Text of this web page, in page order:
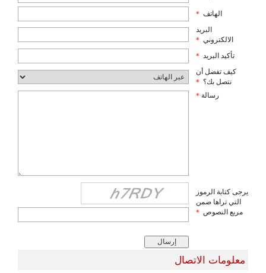
الهاتف *
البريد
الالكتروني *
تأكيد البريد *
كيف تفضل أن
نتصل بك؟ *
رسالة *
يرجى كتابة الرموز
التي تراها ضمن
مربع النصوص *
معلومات الاتصال